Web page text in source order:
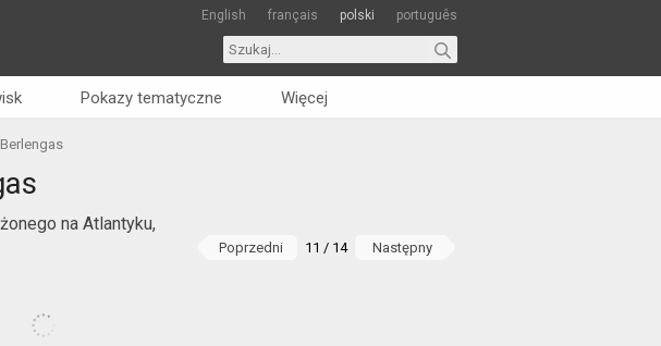
English français polski português
Pokazy tematyczne Więcej
na Atlantyku,
Poprzedni 11 / 14 Następny